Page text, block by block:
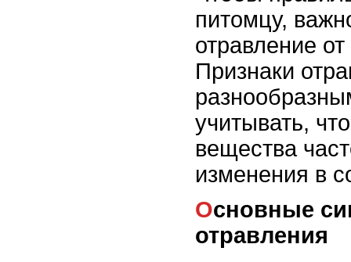
питомцу,
отравление
Признаки
учитывать,
вещества
изменения в
Основные симптомы
отравления